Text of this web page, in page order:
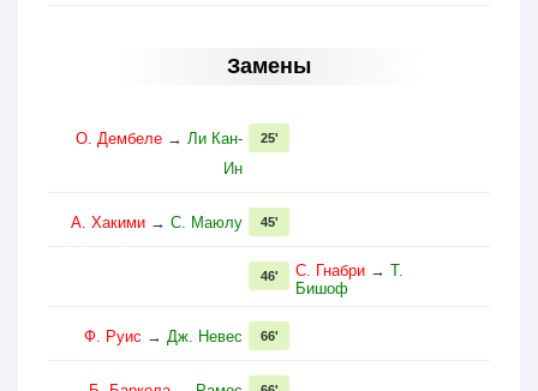
Замены
О. Дембеле → Ли Кан-
Ин
25'
А. Хакими → С. Маюлу 45'
С. Гнабри → Т.
Бишоф
46'
Ф. Руис → Дж. Невес 66'